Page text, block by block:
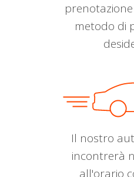
metodo di
Il nostro
incontrerà
all'orario